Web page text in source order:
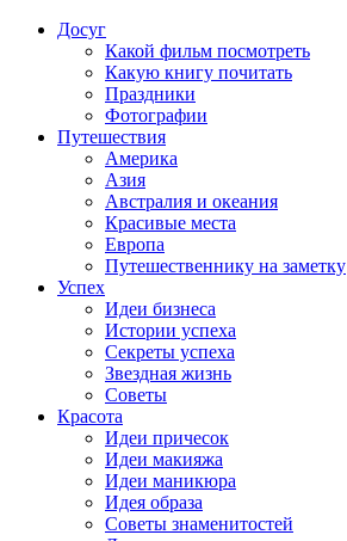
Досуг
Какой фильм посмотреть
Какую книгу почитать
Праздники
Фотографии
Путешествия
Америка
Азия
Австралия и океания
Красивые места
Европа
Путешественнику на заметку
Успех
Идеи бизнеса
Истории успеха
Секреты успеха
Звездная жизнь
Советы
Красота
Идеи причесок
Идеи макияжа
Идеи маникюра
Идея образа
Советы знаменитостей